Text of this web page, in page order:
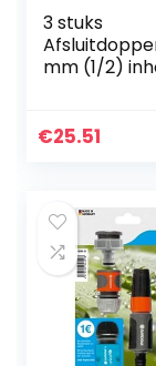
3 stuks
mm (1/2)
€25.51